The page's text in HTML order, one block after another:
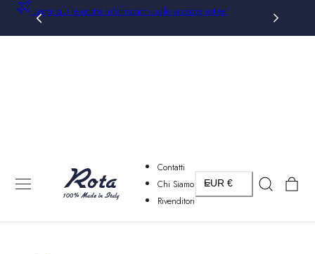
CONTENUTOLeggi qui le nostre informazioni sulle vacanze estive!
Contatti
Chi Siamo
Rivenditori
Paese/regione
EUR € Carrello